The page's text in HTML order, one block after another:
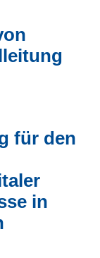
der Region Aachen
für den
in